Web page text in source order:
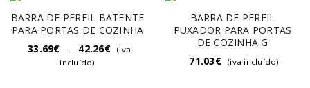
BARRA DE PERFIL BATENTE
PARA PORTAS DE COZINHA
33.69€ – 42.26€
(iva
incluído)
BARRA DE PERFIL
PUXADOR PARA PORTAS
DE COZINHA G
71.03€ (iva incluído)